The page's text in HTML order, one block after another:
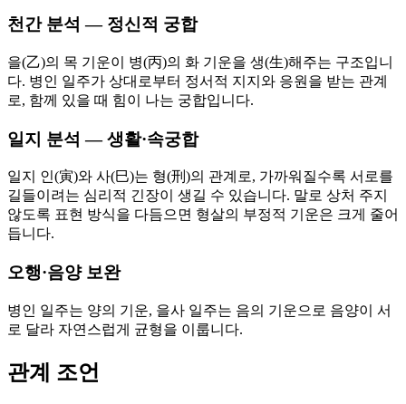
천간 분석 — 정신적 궁합
을(乙)의 목 기운이 병(丙)의 화 기운을 생(生)해주는 구조입니
다. 병인 일주가 상대로부터 정서적 지지와 응원을 받는 관계
로, 함께 있을 때 힘이 나는 궁합입니다.
일지 분석 — 생활·속궁합
일지 인(寅)와 사(巳)는 형(刑)의 관계로, 가까워질수록 서로를
길들이려는 심리적 긴장이 생길 수 있습니다. 말로 상처 주지
않도록 표현 방식을 다듬으면 형살의 부정적 기운은 크게 줄어
듭니다.
오행·음양 보완
병인 일주는 양의 기운, 을사 일주는 음의 기운으로 음양이 서
로 달라 자연스럽게 균형을 이룹니다.
관계 조언